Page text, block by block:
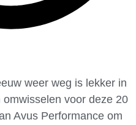
weer weg is lekker in
voor deze 20
Avus Performance om